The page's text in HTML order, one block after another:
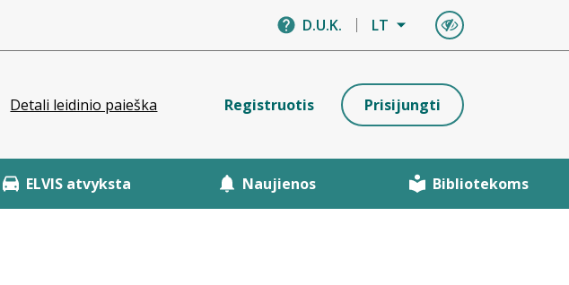
D.U.K. LT
Detali leidinio paieška Registruotis Prisijungti
ELVIS atvyksta Naujienos Bibliotekoms